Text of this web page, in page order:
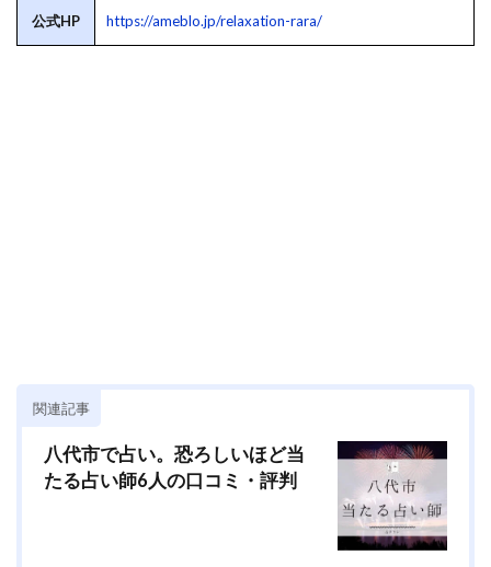
公式HP https://ameblo.jp/relaxation-rara/
関連記事
八代市で占い。恐ろしいほど当
たる占い師6人の口コミ・評判